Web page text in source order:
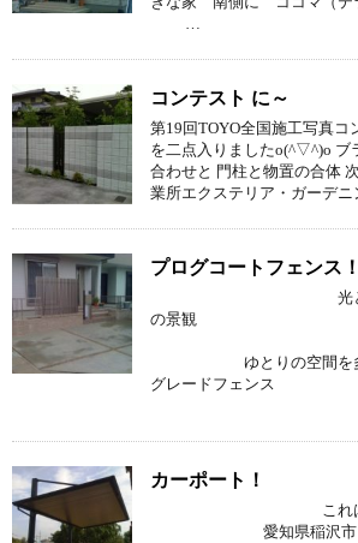
…
コンテスト に～
第19回TOYO全国施工写真コ
を二点入りましたo(^▽^)o ブ
合わせと 門柱と物置の合体
業所エクステリア・ガーデ
プログコートフェンス！
光と風を織り
の景観
ゆとりの空間を多彩
グレードフェンス
カーポート！
これは
愛知県稲沢市 祖